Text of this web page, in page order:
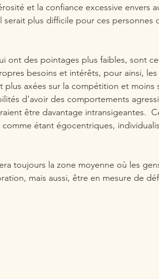
et la confiance excessive envers
serait plus difficile pour ces personnes
ont des pointages plus faibles, sont
besoins et intérêts, pour ainsi, les
plus axées sur la compétition et moins
d’avoir des comportements
être davantage intransigeantes.
étant égocentriques,
toujours la zone moyenne où les
mais aussi, être en mesure de